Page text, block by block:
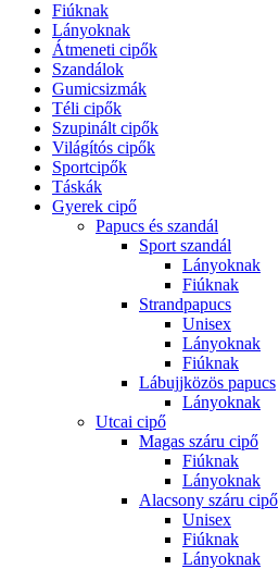
Fiúknak
Lányoknak
Átmeneti cipők
Szandálok
Gumicsizmák
Téli cipők
Szupinált cipők
Világítós cipők
Sportcipők
Táskák
Gyerek cipő
Papucs és szandál
Sport szandál
Lányoknak
Fiúknak
Strandpapucs
Unisex
Lányoknak
Fiúknak
Lábujjközös papucs
Lányoknak
Utcai cipő
Magas száru cipő
Fiúknak
Lányoknak
Alacsony száru cipő
Unisex
Fiúknak
Lányoknak